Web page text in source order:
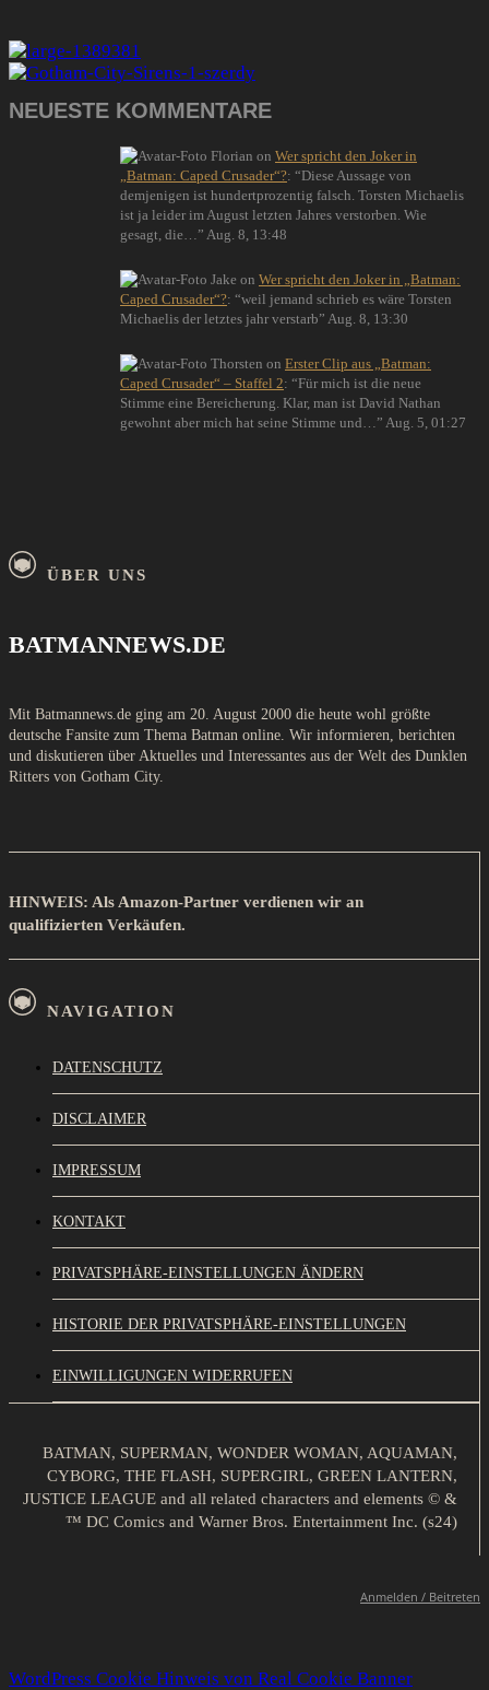
NEUESTE KOMMENTARE
Florian on Wer spricht den Joker in
„Batman: Caped Crusader“?: “Diese Aussage von
demjenigen ist hundertprozentig falsch. Torsten Michaelis
ist ja leider im August letzten Jahres verstorben. Wie
gesagt, die… ” Aug. 8, 13:48
Jake on Wer spricht den Joker in „Batman:
Caped Crusader“?: “weil jemand schrieb es wäre Torsten
Michaelis der letztes jahr verstarb” Aug. 8, 13:30
Thorsten on Erster Clip aus „Batman:
Caped Crusader“ – Staffel 2: “Für mich ist die neue
Stimme eine Bereicherung. Klar, man ist David Nathan
gewohnt aber mich hat seine Stimme und… ” Aug. 5, 01:27
ÜBER UNS
BATMANNEWS.DE
Mit Batmannews.de ging am 20. August 2000 die heute wohl größte
deutsche Fansite zum Thema Batman online. Wir informieren, berichten
und diskutieren über Aktuelles und Interessantes aus der Welt des Dunklen
Ritters von Gotham City.
HINWEIS: Als Amazon-Partner verdienen wir an
qualifizierten Verkäufen.
NAVIGATION
DATENSCHUTZ
DISCLAIMER
IMPRESSUM
KONTAKT
PRIVATSPHÄRE-EINSTELLUNGEN ÄNDERN
HISTORIE DER PRIVATSPHÄRE-EINSTELLUNGEN
EINWILLIGUNGEN WIDERRUFEN
BATMAN, SUPERMAN, WONDER WOMAN, AQUAMAN,
CYBORG, THE FLASH, SUPERGIRL, GREEN LANTERN,
JUSTICE LEAGUE and all related characters and elements © &
™ DC Comics and Warner Bros. Entertainment Inc. (s24)
Anmelden / Beitreten
WordPress Cookie Hinweis von Real Cookie Banner